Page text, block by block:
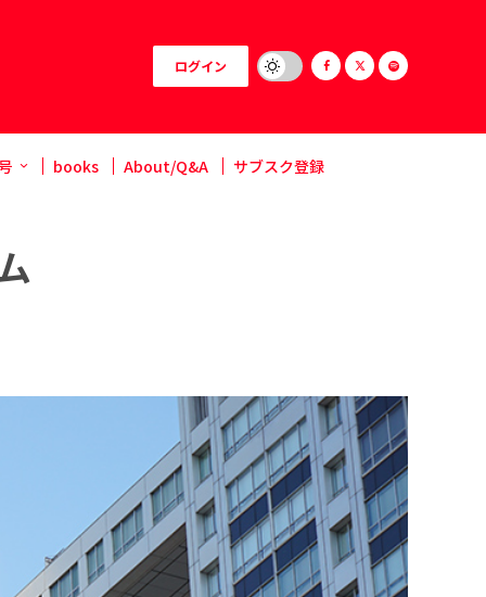
ログイン
books About/Q&A サブスク登録